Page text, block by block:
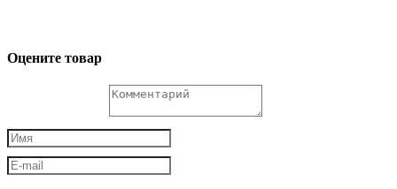
Оцените товар